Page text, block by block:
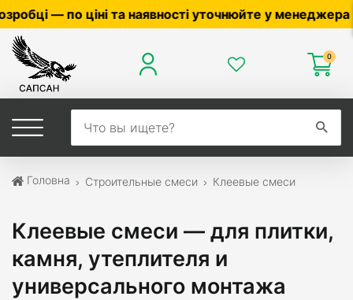
уточнюйте у менеджера ☎0503056010,
0
Головна Строительные смеси Клеевые смеси
Клеевые смеси — для плитки,
камня, утеплителя и
универсального монтажа